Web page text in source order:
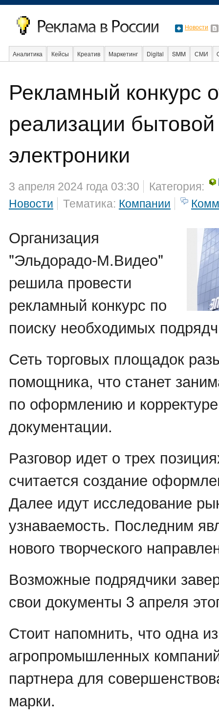
Новости
Аналитика Кейсы Креатив Маркетинг Digital SMM СМИ
Образование Социальная реклама
Рекламный конкурс
реализации бытовой
электроники
3 апреля 2024 года 03:30
Категория:
Новости
Тематика: Компании
Организация
"Эльдорадо-М.Видео"
решила провести
рекламный конкурс по
поиску необходимых
Сеть торговых площадок
помощника, что станет
по оформлению и
документации.
Разговор идет о трех
считается создание
Далее идут исследование
узнаваемость. Последним
нового творческого
Возможные подрядчики
свои документы 3 апреля
Стоит напомнить, что одна из
агропромышленных
партнера для
марки.